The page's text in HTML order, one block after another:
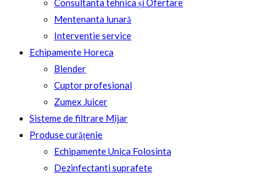
Consultanta tehnica și Ofertare
Mentenanta lunară
Interventie service
Echipamente Horeca
Blender
Cuptor profesional
Zumex Juicer
Sisteme de filtrare Mijar
Produse curățenie
Echipamente Unica Folosinta
Dezinfectanti suprafete